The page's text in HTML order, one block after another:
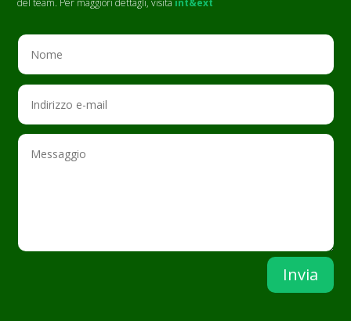
del team. Per maggiori dettagli, visita int&ext
Invia